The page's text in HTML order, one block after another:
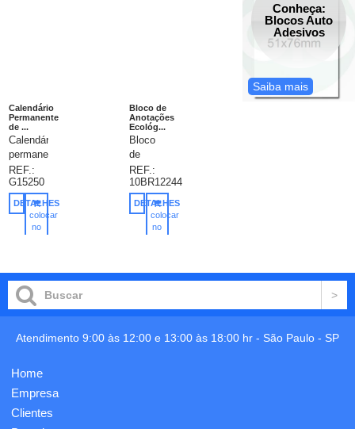
Calendário
Permanente
de ...
Calendário
permanente
de
mesa
para dar
um
toque a
decoração
de
mesas,
e outros
visíveis.
base
em
madeira,
REF.:
G15250
DETALHES
colocar
no
Bloco de
Anotações
Ecológ...
Bloco
de
anotações
e
caneta,
material
reciclado,
70
Tamanho
(CxL):
REF.:
10BR12244
DETALHES
colocar
no
Conheça:
Blocos Auto
Adesivos
Saiba mais
Atendimento 9:00 às 12:00 e 13:00 às 18:00 hr - São Paulo - SP
Home
Empresa
Clientes